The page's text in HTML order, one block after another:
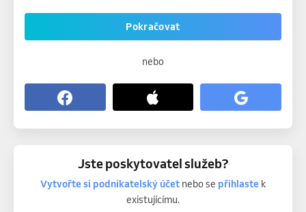
Pokračovat
nebo
Jste poskytovatel služeb?
Vytvořte si podnikatelský účetnebo se přihlastek
existujícímu.